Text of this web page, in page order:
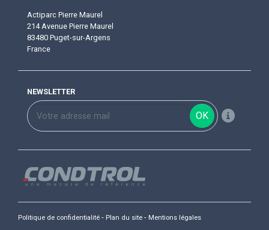
Actiparc Pierre Maurel
214 Avenue Pierre Maurel
83480 Puget-sur-Argens
France
NEWSLETTER
OK
Politique de confidentialité - Plan du site - Mentions légales